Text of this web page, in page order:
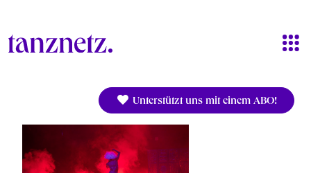
Unterstützt uns mit einem ABO!